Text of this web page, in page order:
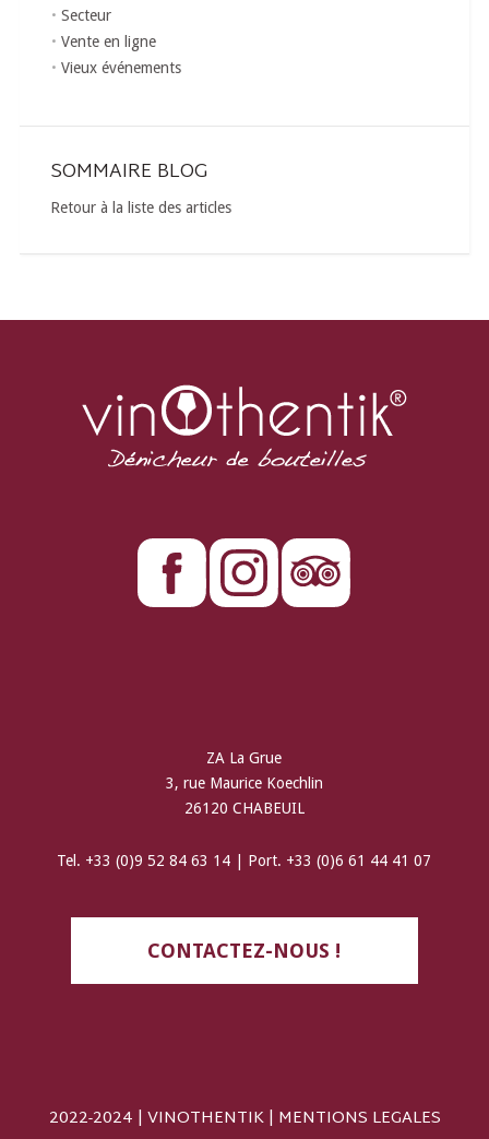
Secteur
Vente en ligne
Vieux événements
SOMMAIRE BLOG
Retour à la liste des articles
ZA La Grue
3, rue Maurice Koechlin
26120 CHABEUIL
Tel. +33 (0)9 52 84 63 14 | Port. +33 (0)6 61 44 41 07
CONTACTEZ-NOUS !
2022-2024 | VINOTHENTIK | MENTIONS LEGALES